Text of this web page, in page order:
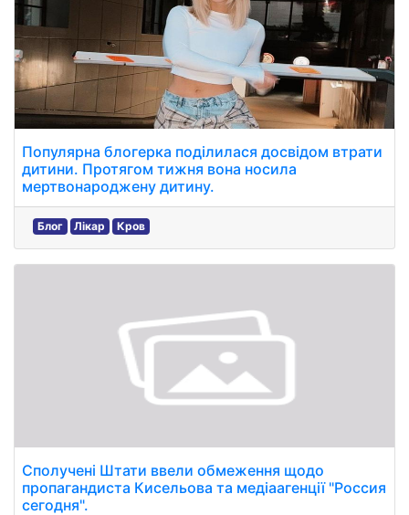
Популярна блогерка поділилася досвідом втрати
дитини. Протягом тижня вона носила
мертвонароджену дитину.
Блог Лікар Кров
Сполучені Штати ввели обмеження щодо
пропагандиста Кисельова та медіаагенції "Россия
сегодня".